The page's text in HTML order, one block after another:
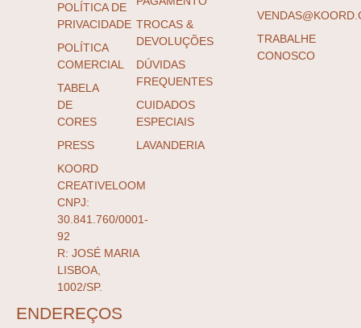
POLÍTICA DE
PRIVACIDADE
POLÍTICA
COMERCIAL
TABELA
DE
CORES
PRESS
KOORD
CREATIVELOOM
CNPJ:
30.841.760/0001-
92
R: JOSÉ MARIA
LISBOA,
1002/SP.
TROCAS &
DEVOLUÇÕES
DÚVIDAS
FREQUENTES
CUIDADOS
ESPECIAIS
LAVANDERIA
TRABALHE
CONOSCO
ENDEREÇOS